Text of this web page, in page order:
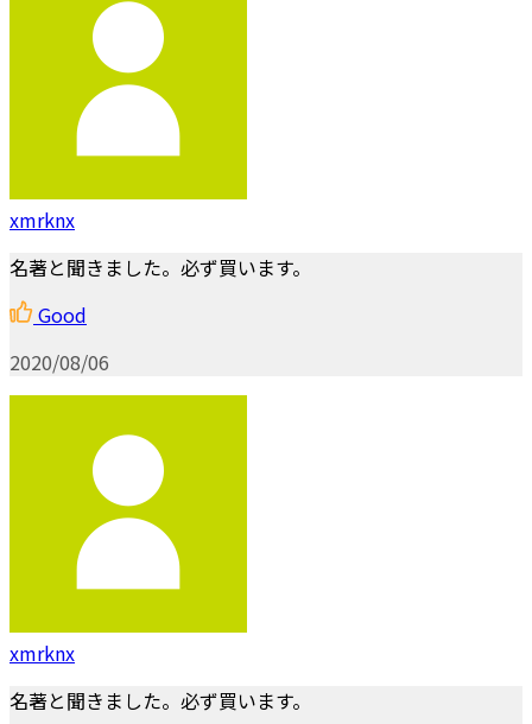
xmrknx
名著と聞きました。必ず買います。
Good
2020/08/06
xmrknx
名著と聞きました。必ず買います。